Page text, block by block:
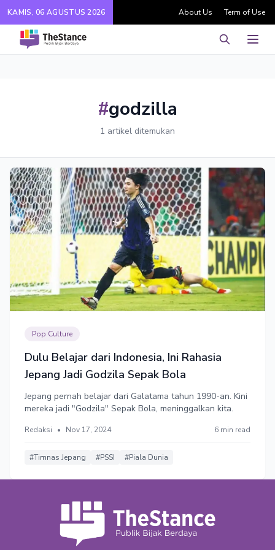
KAMIS, 06 AGUSTUS 2026 About Us Term of Use
Pencarian
#godzilla
1 artikel ditemukan
Pop Culture
Dulu Belajar dari Indonesia, Ini Rahasia
Jepang Jadi Godzila Sepak Bola
Jepang pernah belajar dari Galatama tahun 1990-an. Kini
mereka jadi "Godzila" Sepak Bola, meninggalkan kita.
Redaksi • Nov 17, 2024 6 min read
#Timnas Jepang #PSSI #Piala Dunia